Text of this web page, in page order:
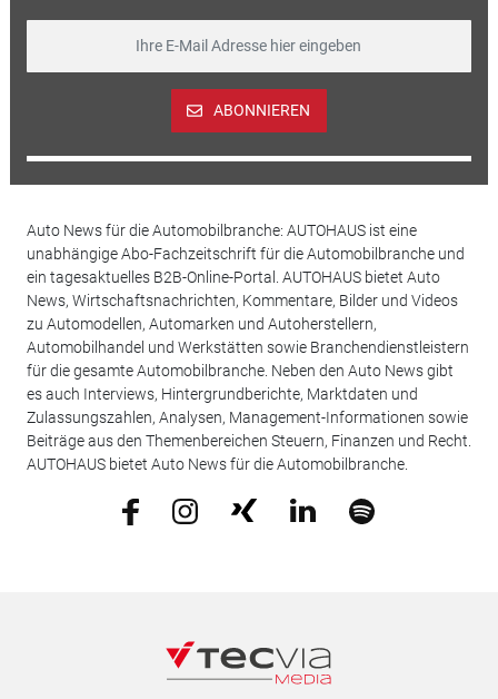
ABONNIEREN
Auto News für die Automobilbranche: AUTOHAUS ist eine
unabhängige Abo-Fachzeitschrift für die Automobilbranche und
ein tagesaktuelles B2B-Online-Portal. AUTOHAUS bietet Auto
News, Wirtschaftsnachrichten, Kommentare, Bilder und Videos
zu Automodellen, Automarken und Autoherstellern,
Automobilhandel und Werkstätten sowie Branchendienstleistern
für die gesamte Automobilbranche. Neben den Auto News gibt
es auch Interviews, Hintergrundberichte, Marktdaten und
Zulassungszahlen, Analysen, Management-Informationen sowie
Beiträge aus den Themenbereichen Steuern, Finanzen und Recht.
AUTOHAUS bietet Auto News für die Automobilbranche.